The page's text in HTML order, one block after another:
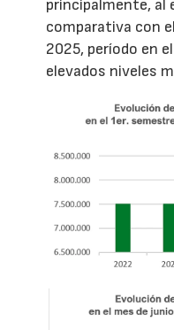
principalmente,
comparativa con
2025, período en
elevados niveles